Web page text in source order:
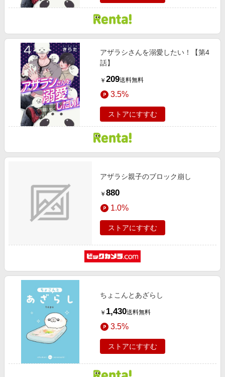
アザラシさんを溺愛したい！【第4
話】
￥ 209送料無料
3.5%
ストアにすすむ
アザラシ親子のブロック崩し
￥ 880
1.0%
ストアにすすむ
ちょこんとあざらし
￥ 1,430送料無料
3.5%
ストアにすすむ